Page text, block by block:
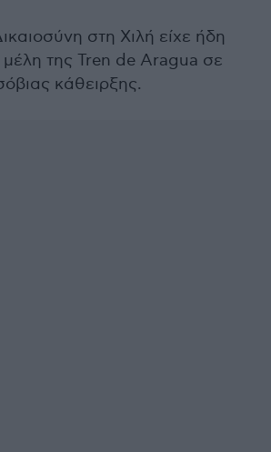
στη Χιλή είχε ήδη
μέλη της Tren de Aragua σε
κάθειρξης.